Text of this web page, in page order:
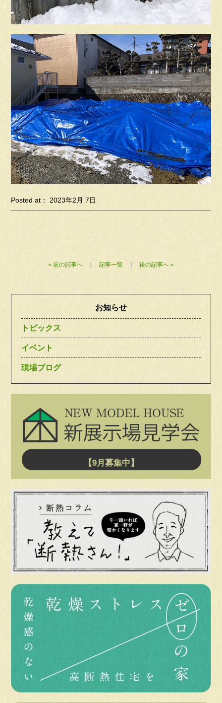
Posted at： 2023年2月 7日
« 前の記事へ | 記事一覧 | 後の記事へ »
お知らせ
トピックス
イベント
現場ブログ
【9月募集中】